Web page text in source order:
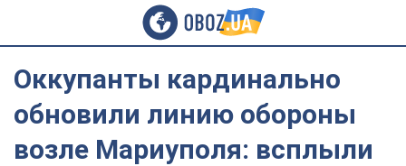
Оккупанты кардинально
обновили линию обороны
возле Мариуполя: всплыли